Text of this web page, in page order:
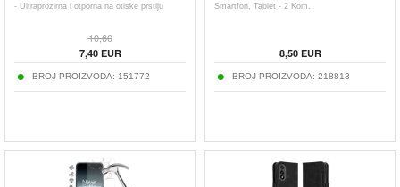
- Ultraprozirna i otporna na otiske prstiju
10,60
7,40EUR
BROJ PROIZVODA: 151772
Smartfon, Tablet - 2 Kom.
8,50EUR
BROJ PROIZVODA: 218813